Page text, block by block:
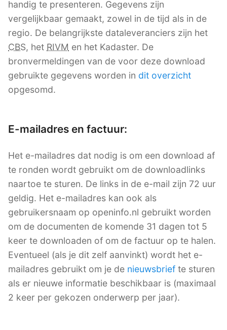
handig te presenteren. Gegevens zijn
vergelijkbaar gemaakt, zowel in de tijd als in de
regio. De belangrijkste dataleveranciers zijn het
CBS, het RIVM en het Kadaster. De
bronvermeldingen van de voor deze download
gebruikte gegevens worden in dit overzicht
opgesomd.
E-mailadres en factuur:
Het e-mailadres dat nodig is om een download af
te ronden wordt gebruikt om de downloadlinks
naartoe te sturen. De links in de e-mail zijn 72 uur
geldig. Het e-mailadres kan ook als
gebruikersnaam op openinfo.nl gebruikt worden
om de documenten de komende 31 dagen tot 5
keer te downloaden of om de factuur op te halen.
Eventueel (als je dit zelf aanvinkt) wordt het e-
mailadres gebruikt om je de nieuwsbrief te sturen
als er nieuwe informatie beschikbaar is (maximaal
2 keer per gekozen onderwerp per jaar).